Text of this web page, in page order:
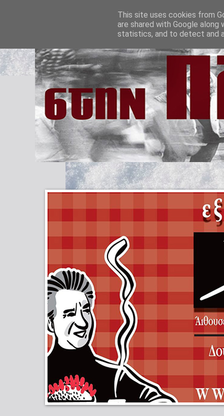
This site uses cookies from
are shared with Google
statistics, and to detect and